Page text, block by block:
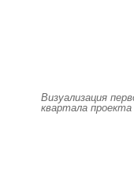
Визуализация
квартала